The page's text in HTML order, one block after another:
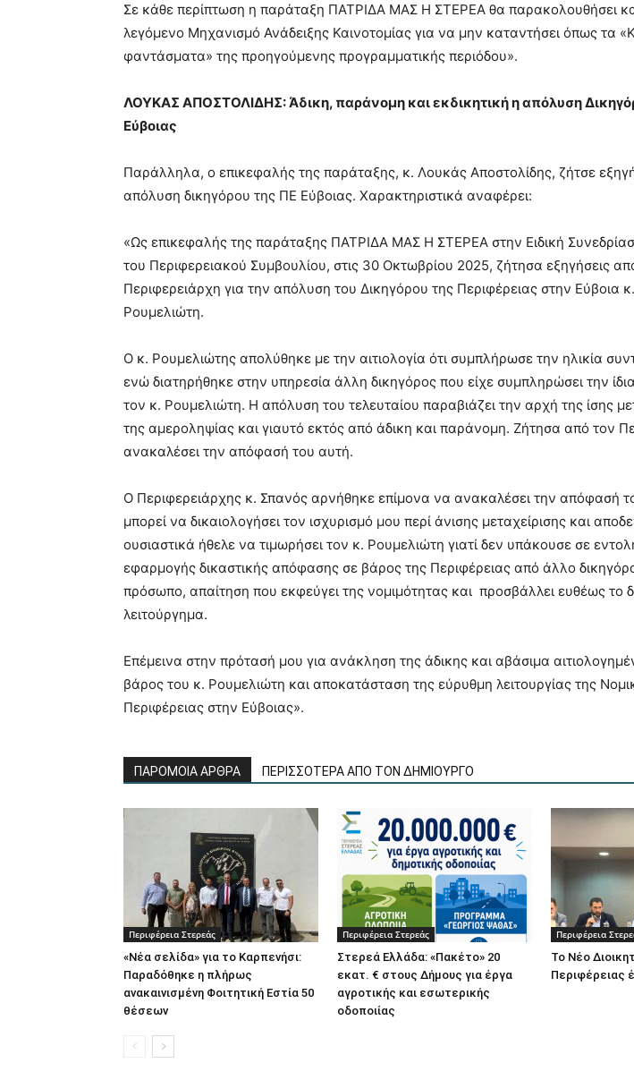
Σε κάθε περίπτωση η παράταξη ΠΑΤΡΙΔΑ ΜΑΣ Η ΣΤΕΡΕΑ θα παρακολουθήσει
λεγόμενο Μηχανισμό Ανάδειξης Καινοτομίας για να μην καταντήσει όπως τα
φαντάσματα» της προηγούμενης προγραμματικής περιόδου».
ΛΟΥΚΑΣ ΑΠΟΣΤΟΛΙΔΗΣ: Άδικη, παράνομη και εκδικητική η απόλυση
Εύβοιας
Παράλληλα, ο επικεφαλής της παράταξης, κ. Λουκάς Αποστολίδης, ζήτσε
απόλυση δικηγόρου της ΠΕ Εύβοιας. Χαρακτηριστικά αναφέρει:
«Ως επικεφαλής της παράταξης ΠΑΤΡΙΔΑ ΜΑΣ Η ΣΤΕΡΕΑ στην Ειδική
του Περιφερειακού Συμβουλίου, στις 30 Οκτωβρίου 2025, ζήτησα εξηγήσεις
Περιφερειάρχη για την απόλυση του Δικηγόρου της Περιφέρειας στην Εύβοια
Ρουμελιώτη.
Ο κ. Ρουμελιώτης απολύθηκε με την αιτιολογία ότι συμπλήρωσε την ηλικία
ενώ διατηρήθηκε στην υπηρεσία άλλη δικηγόρος που είχε συμπληρώσει την
τον κ. Ρουμελιώτη. Η απόλυση του τελευταίου παραβιάζει την αρχή της ίσης
της αμεροληψίας και γιαυτό εκτός από άδικη και παράνομη. Ζήτησα από τον
ανακαλέσει την απόφασή του αυτή.
Ο Περιφερειάρχης κ. Σπανός αρνήθηκε επίμονα να ανακαλέσει την απόφασή
μπορεί να δικαιολογήσει τον ισχυρισμό μου περί άνισης μεταχείρισης και
ουσιαστικά ήθελε να τιμωρήσει τον κ. Ρουμελιώτη γιατί δεν υπάκουσε σε
εφαρμογής δικαστικής απόφασης σε βάρος της Περιφέρειας από άλλο
πρόσωπο, απαίτηση που εκφεύγει της νομιμότητας και προσβάλλει ευθέως το
λειτούργημα.
Επέμεινα στην πρότασή μου για ανάκληση της άδικης και αβάσιμα
βάρος του κ. Ρουμελιώτη και αποκατάσταση της εύρυθμη λειτουργίας της
Περιφέρειας στην Εύβοιας».
ΠΑΡΟΜΟΙΑ ΑΡΘΡΑ ΠΕΡΙΣΣΟΤΕΡΑ ΑΠΟ ΤΟΝ ΔΗΜΙΟΥΡΓΟ
Περιφέρεια Στερεάς
«Νέα σελίδα» για το Καρπενήσι:
Παραδόθηκε η πλήρως
ανακαινισμένη Φοιτητική Εστία 50
θέσεων
Περιφέρεια Στερεάς
Στερεά Ελλάδα: «Πακέτο» 20
εκατ. € στους Δήμους για έργα
αγροτικής και εσωτερικής
οδοποιίας
Περιφέρεια
Το Νέο
Περιφέρειας